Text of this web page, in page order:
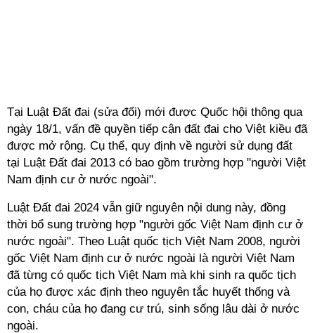
Tại Luật Đất đai (sửa đổi) mới được Quốc hội thông qua
ngày 18/1, vấn đề quyền tiếp cận đất đai cho Việt kiều đã
được mở rộng. Cụ thể, quy định về người sử dụng đất
tại Luật Đất đai 2013 có bao gồm trường hợp "người Việt
Nam định cư ở nước ngoài".
Luật Đất đai 2024 vẫn giữ nguyên nội dung này, đồng
thời bổ sung trường hợp "người gốc Việt Nam định cư ở
nước ngoài". Theo Luật quốc tịch Việt Nam 2008, người
gốc Việt Nam định cư ở nước ngoài là người Việt Nam
đã từng có quốc tịch Việt Nam mà khi sinh ra quốc tịch
của họ được xác định theo nguyên tắc huyết thống và
con, cháu của họ đang cư trú, sinh sống lâu dài ở nước
ngoài.